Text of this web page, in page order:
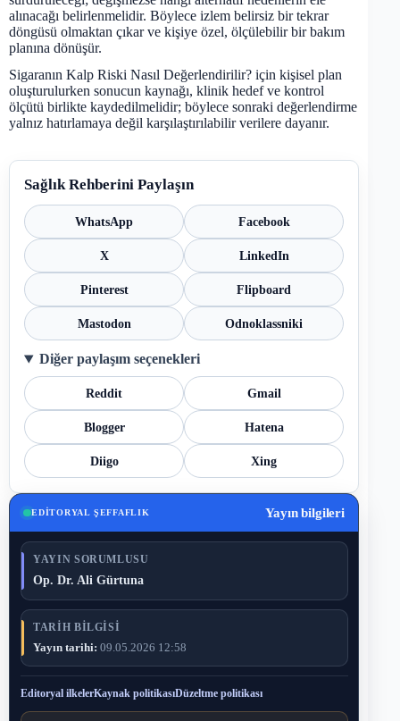
alınacağı belirlenmelidir. Böylece izlem belirsiz bir tekrar
döngüsü olmaktan çıkar ve kişiye özel, ölçülebilir bir bakım
planına dönüşür.
Sigaranın Kalp Riski Nasıl Değerlendirilir? için kişisel plan
oluşturulurken sonucun kaynağı, klinik hedef ve kontrol
ölçütü birlikte kaydedilmelidir; böylece sonraki değerlendirme
yalnız hatırlamaya değil karşılaştırılabilir verilere dayanır.
Sağlık Rehberini Paylaşın
WhatsApp Facebook
X LinkedIn
Pinterest Flipboard
Mastodon Odnoklassniki
Diğer paylaşım seçenekleri
Reddit Gmail
Blogger Hatena
Diigo Xing
EDITORYAL ŞEFFAFLIK Yayın bilgileri
YAYIN SORUMLUSU
Op. Dr. Ali Gürtuna
TARIH BILGISI
Yayın tarihi: 09.05.2026 12:58
Editoryal ilkelerKaynak politikasıDüzeltme politikası